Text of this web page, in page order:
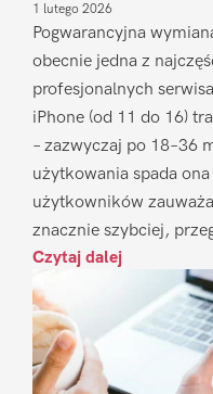
1 lutego 2026
Pogwarancyjna
obecnie jedna z
profesjonalnych
iPhone (od 11 do 16)
– zazwyczaj po 18–36
użytkowania spada
użytkowników
znacznie szybciej,
Czytaj dalej